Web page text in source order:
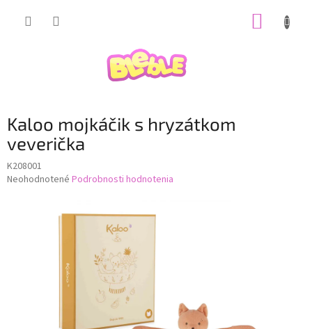
Kaloo mojkáčik s hryzátkom
veverička
K208001
Priemerné
Neohodnotené Podrobnosti hodnotenia